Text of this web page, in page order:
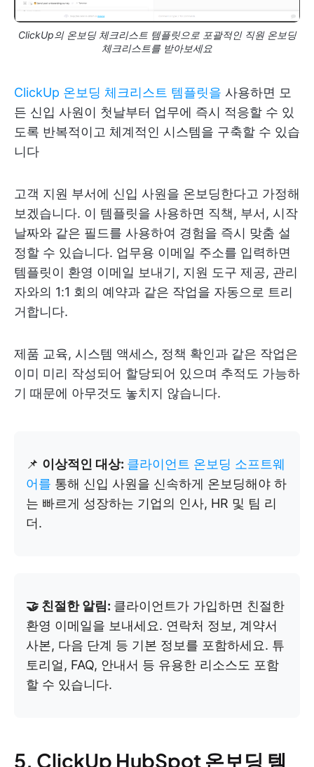
ClickUp의 온보딩 체크리스트 템플릿으로 포괄적인 직원 온보딩
체크리스트를 받아보세요
ClickUp 온보딩 체크리스트 템플릿을 사용하면 모
든 신입 사원이 첫날부터 업무에 즉시 적응할 수 있
도록 반복적이고 체계적인 시스템을 구축할 수 있습
니다
고객 지원 부서에 신입 사원을 온보딩한다고 가정해
보겠습니다. 이 템플릿을 사용하면 직책, 부서, 시작
날짜와 같은 필드를 사용하여 경험을 즉시 맞춤 설
정할 수 있습니다. 업무용 이메일 주소를 입력하면
템플릿이 환영 이메일 보내기, 지원 도구 제공, 관리
자와의 1:1 회의 예약과 같은 작업을 자동으로 트리
거합니다.
제품 교육, 시스템 액세스, 정책 확인과 같은 작업은
이미 미리 작성되어 할당되어 있으며 추적도 가능하
기 때문에 아무것도 놓치지 않습니다.
📌 이상적인 대상: 클라이언트 온보딩 소프트웨
어를 통해 신입 사원을 신속하게 온보딩해야 하
는 빠르게 성장하는 기업의 인사, HR 및 팀 리
더.
🤝 친절한 알림: 클라이언트가 가입하면 친절한
환영 이메일을 보내세요. 연락처 정보, 계약서
사본, 다음 단계 등 기본 정보를 포함하세요. 튜
토리얼, FAQ, 안내서 등 유용한 리소스도 포함
할 수 있습니다.
5. ClickUp HubSpot 온보딩 템